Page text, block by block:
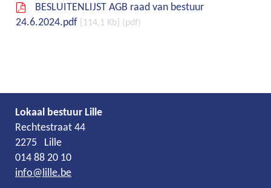
BESLUITENLIJST AGB raad van bestuur
24.6.2024.pdf
114,1 Kb pdf
Lokaal bestuur Lille
Adres
Rechtestraat 44
2275
Lille
Tel.
014 88 20 10
E-
mail
info@lille.be